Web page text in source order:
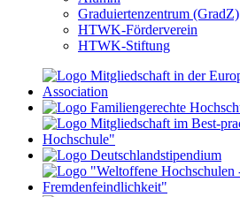
Graduiertenzentrum (GradZ)
HTWK-Förderverein
HTWK-Stiftung